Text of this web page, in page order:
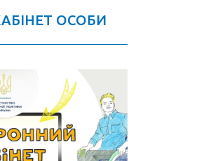
ОСОБИ